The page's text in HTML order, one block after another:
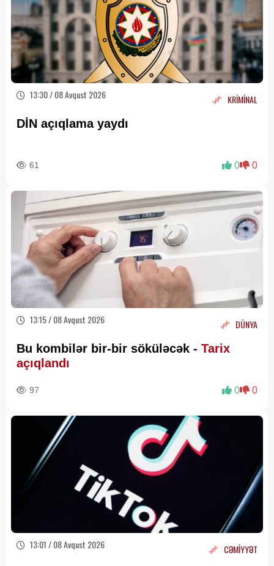
13:30 / 08 Avqust 2026 KRİMİNAL
DİN açıqlama yaydı
61 0 0
13:15 / 08 Avqust 2026 DÜNYA
Bu kombilər bir-bir söküləcək - Tarix
açıqlandı
97 0 0
13:01 / 08 Avqust 2026 CƏMİYYƏT